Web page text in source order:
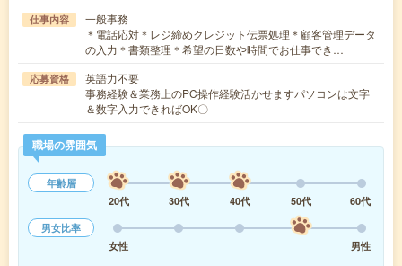
仕事内容
一般事務
＊電話応対＊レジ締めクレジット伝票処理＊顧客管理データ
の入力＊書類整理＊希望の日数や時間でお仕事でき…
応募資格
英語力不要
事務経験＆業務上のPC操作経験活かせますパソコンは文字
＆数字入力できればOK〇
職場の雰囲気
年齢層
20代
30代 40代 50代
60代
男女比率
女性
男性